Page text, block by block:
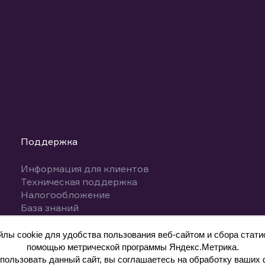
Поддержка
Информация для клиентов
Техническая поддержка
Налогообложение
База знаний
cookie для удобства пользования веб-сайтом и сбора
помощью метрической программы Яндекс.Метрика.
данный сайт, вы соглашаетесь на обработку ваших